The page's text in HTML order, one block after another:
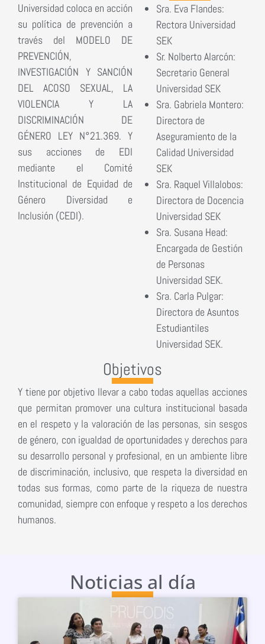
Universidad coloca en acción
su política de prevención a
través del MODELO DE
PREVENCIÓN,
INVESTIGACIÓN Y SANCIÓN
DEL ACOSO SEXUAL, LA
VIOLENCIA Y LA
DISCRIMINACIÓN DE
GÉNERO LEY N°21.369. Y
sus acciones de EDI
mediante el Comité
Institucional de Equidad de
Género Diversidad e
Inclusión (CEDI).
Sra. Eva Flandes:
Rectora Universidad
SEK
Sr. Nolberto Alarcón:
Secretario General
Universidad SEK
Sra. Gabriela Montero:
Directora de
Aseguramiento de la
Calidad Universidad
SEK
Sra. Raquel Villalobos:
Directora de Docencia
Universidad SEK
Sra. Susana Head:
Encargada de Gestión
de Personas
Universidad SEK.
Sra. Carla Pulgar:
Directora de Asuntos
Estudiantiles
Universidad SEK.
Objetivos
Y tiene por objetivo llevar a cabo todas aquellas acciones
que permitan promover una cultura institucional basada
en el respeto y la valoración de las personas, sin sesgos
de género, con igualdad de oportunidades y derechos para
su desarrollo personal y profesional, en un ambiente libre
de discriminación, inclusivo, que respeta la diversidad en
todas sus formas, como parte de la riqueza de nuestra
comunidad, siempre con enfoque y respeto a los derechos
humanos.
Noticias al día